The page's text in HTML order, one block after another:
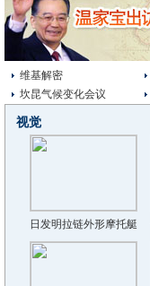
维基解密
坎昆气候变化会议
视觉
日发明拉链外形摩托艇